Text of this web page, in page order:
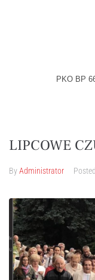
PKO BP
LIPCOWE
ByAdministrator Posted